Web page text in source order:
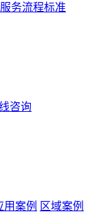
服务流程标准
咨询
用案例 区域案例